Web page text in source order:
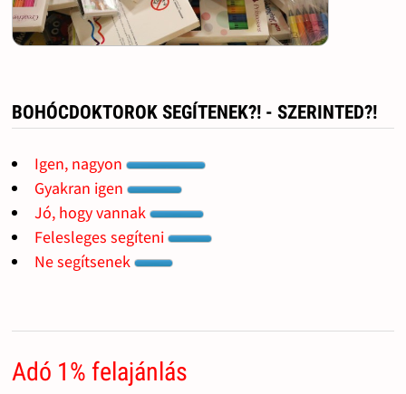
BOHÓCDOKTOROK SEGÍTENEK?! - SZERINTED?!
Igen, nagyon
Gyakran igen
Jó, hogy vannak
Felesleges segíteni
Ne segítsenek
Adó 1% felajánlás